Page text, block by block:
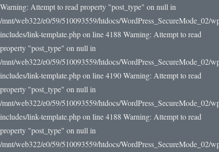
Warning: Attempt to read property "post_type" on null in
/mnt/web322/e0/59/510093559/htdocs/WordPress_SecureMode_02/
includes/link-template.php on line 4188 Warning: Attempt to read
property "post_type" on null in
/mnt/web322/e0/59/510093559/htdocs/WordPress_SecureMode_02/
includes/link-template.php on line 4190Warning: Attempt to read
property "post_type" on null in
/mnt/web322/e0/59/510093559/htdocs/WordPress_SecureMode_02/
includes/link-template.php on line 4188 Warning: Attempt to read
property "post_type" on null in
/mnt/web322/e0/59/510093559/htdocs/WordPress_SecureMode_02/